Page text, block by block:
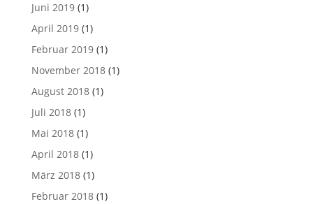
Juni 2019(1)
April 2019(1)
Februar 2019(1)
November 2018(1)
August 2018(1)
Juli 2018(1)
Mai 2018(1)
April 2018(1)
März 2018(1)
Februar 2018(1)